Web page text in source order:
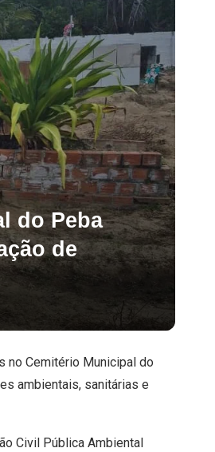
do Peba
de
no Cemitério Municipal do
ambientais, sanitárias e
Civil Pública Ambiental